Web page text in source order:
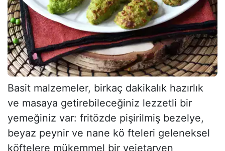
Basit malzemeler, birkaç dakikalık hazırlık
ve masaya getirebileceğiniz lezzetli bir
yemeğiniz var: fritözde pişirilmiş bezelye,
beyaz peynir ve nane kö fteleri geleneksel
köftelere mükemmel bir vejetaryen